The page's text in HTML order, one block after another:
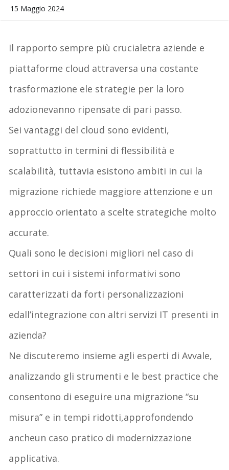
15 Maggio 2024
Il rapporto sempre più crucialetra aziende e
piattaforme cloud attraversa una costante
trasformazione ele strategie per la loro
adozionevanno ripensate di pari passo.
Seivantaggi del cloud sono evidenti,
soprattutto in termini di flessibilità e
scalabilità, tuttavia esistono ambiti in cui la
migrazione richiede maggiore attenzione e un
approccio orientato a scelte strategiche molto
accurate.
Quali sono le decisioni migliori nel caso di
settori in cui i sistemi informativi sono
caratterizzati da forti personalizzazioni
edall’integrazione con altri servizi IT presenti in
azienda?
Ne discuteremo insieme agli esperti di Avvale,
analizzando gli strumenti e le best practice che
consentono di eseguire una migrazione “su
misura” e in tempi ridotti,approfondendo
ancheun caso pratico di modernizzazione
applicativa.